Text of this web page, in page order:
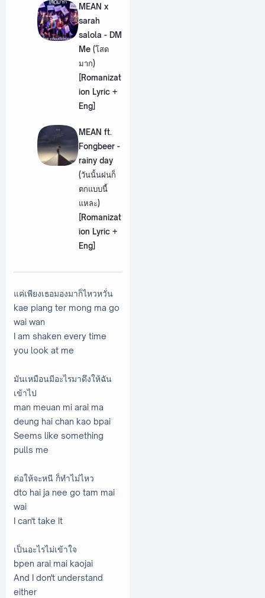
MEAN x
sarah
salola - DM
Me (โสด
มาก)
[Romanizat
ion Lyric +
Eng]
MEAN ft.
Fongbeer -
rainy day
(วันนั้นฝนก็
ตกแบบนี้
แหละ)
[Romanizat
ion Lyric +
Eng]
แค่เพียงเธอมองมาก็ไหวหวั่น
kae piang ter mong ma go
wai wan
I am shaken every time
you look at me
มันเหมือนมีอะไรมาดึงให้ฉัน
เข้าไป
man meuan mi arai ma
deung hai chan kao bpai
Seems like something
pulls me
ต่อให้จะหนี ก็ทำไม่ไหว
dto hai ja nee go tam mai
wai
I can't take it
เป็นอะไรไม่เข้าใจ
bpen arai mai kaojai
And I don't understand
either